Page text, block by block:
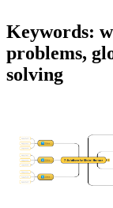
Keywords:
problems,
solving